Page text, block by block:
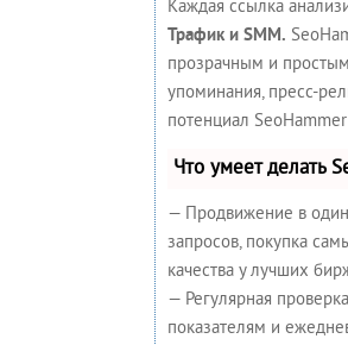
Каждая ссылка
Трафик и SMM.
прозрачным и
упоминания, пресс-
потенциал
Что умеет делать
— Продвижение в
запросов, покупка
качества у лучших
— Регулярная
показателям и